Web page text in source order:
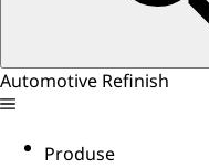
Automotive Refinish
Produse